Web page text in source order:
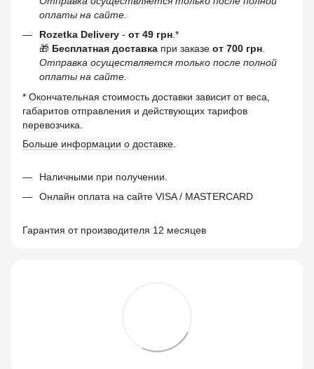
оплаты на сайте.
Rozetka Delivery - от 49 грн .*
🎁 Бесплатная доставка при заказе от 700 грн
Отправка осуществляется только после полной
оплаты на сайте.
* Окончательная стоимость доставки зависит от веса,
габаритов отправления и действующих тарифов
перевозчика.
Больше информации о доставке
Наличными при получении.
Онлайн оплата на сайте VISA / MASTERCARD
Гарантия от производителя 12 месяцев